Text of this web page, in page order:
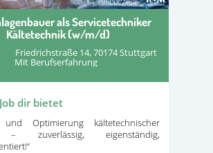
als Servicetechniker
Kältetechnik (w/m/d)
Friedrichstraße 14, 70174 Stuttgart
Mit Berufserfahrung
dir bietet
und Optimierung kältetechnischer
– zuverlässig, eigenständig,